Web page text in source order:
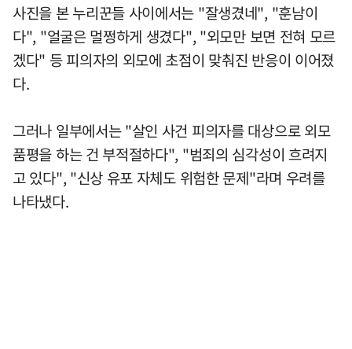
사진을 본 누리꾼들 사이에서는 "잘생겼네", "훈남이
다", "얼굴은 멀쩡하게 생겼다", "외모만 보면 전혀 모르
겠다" 등 피의자의 외모에 초점이 맞춰진 반응이 이어졌
다.
그러나 일부에서는 "살인 사건 피의자를 대상으로 외모
품평을 하는 건 부적절하다", "범죄의 심각성이 흐려지
고 있다", "신상 유포 자체도 위험한 문제"라며 우려를
나타냈다.